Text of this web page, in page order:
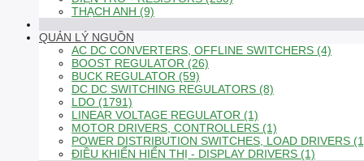
THẠCH ANH (9)
QUẢN LÝ NGUỒN
AC DC CONVERTERS, OFFLINE SWITCHERS (4)
BOOST REGULATOR (26)
BUCK REGULATOR (59)
DC DC SWITCHING REGULATORS (8)
LDO (1791)
LINEAR VOLTAGE REGULATOR (1)
MOTOR DRIVERS, CONTROLLERS (1)
POWER DISTRIBUTION SWITCHES, LOAD DRIVERS
ĐIỀU KHIỂN HIỂN THỊ - DISPLAY DRIVERS (1)